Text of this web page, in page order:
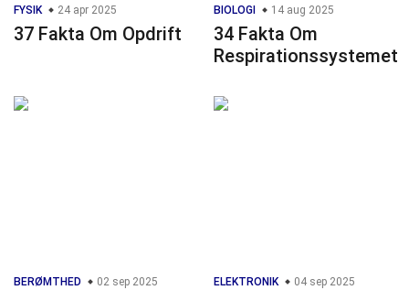
FYSIK 24 apr 2025
37 Fakta Om Opdrift
BIOLOGI 14 aug 2025
34 Fakta Om
Respirationssystemet
BERØMTHED 02 sep 2025 ELEKTRONIK 04 sep 2025